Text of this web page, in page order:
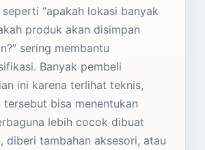
“apakah lokasi banyak
produk akan disimpan
sering membantu
Banyak pembeli
ini karena terlihat teknis,
tersebut bisa menentukan
lebih cocok dibuat
diberi tambahan aksesori, atau